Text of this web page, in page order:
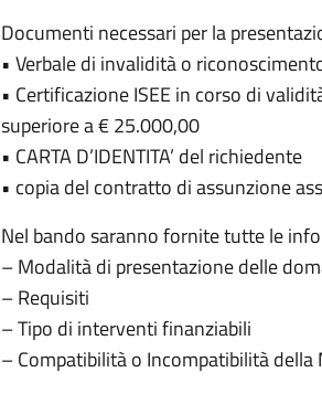
Documenti necessari per la
• Verbale di invalidità o
• Certificazione ISEE in corso di
superiore a € 25.000,00
• CARTA D’IDENTITA’ del richiedente
• copia del contratto di assunzione
Nel bando saranno fornite tutte le
– Modalità di presentazione delle
– Requisiti
– Tipo di interventi finanziabili
– Compatibilità o Incompatibilità